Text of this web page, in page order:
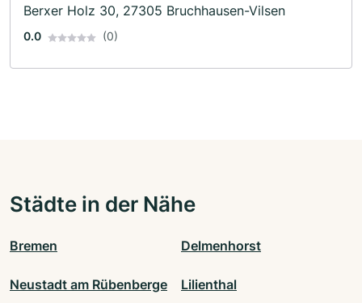
Pflasterarbeiten
Berxer Holz 30, 27305 Bruchhausen-Vilsen
0.0 (0)
Städte in der Nähe
Bremen Delmenhorst
Neustadt am Rübenberge Lilienthal